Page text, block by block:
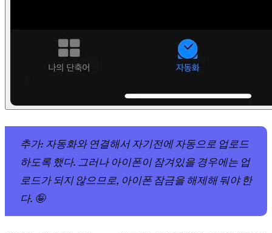
추가: 자동화와 연결해서 자기전에 자동으로 업로드
하도록 했다. 그러나 아이폰이 잠겨있을 경우에는 업
로드가 되지 않으므로, 아이폰 잠금을 해제해 둬야 한
다. 🤪